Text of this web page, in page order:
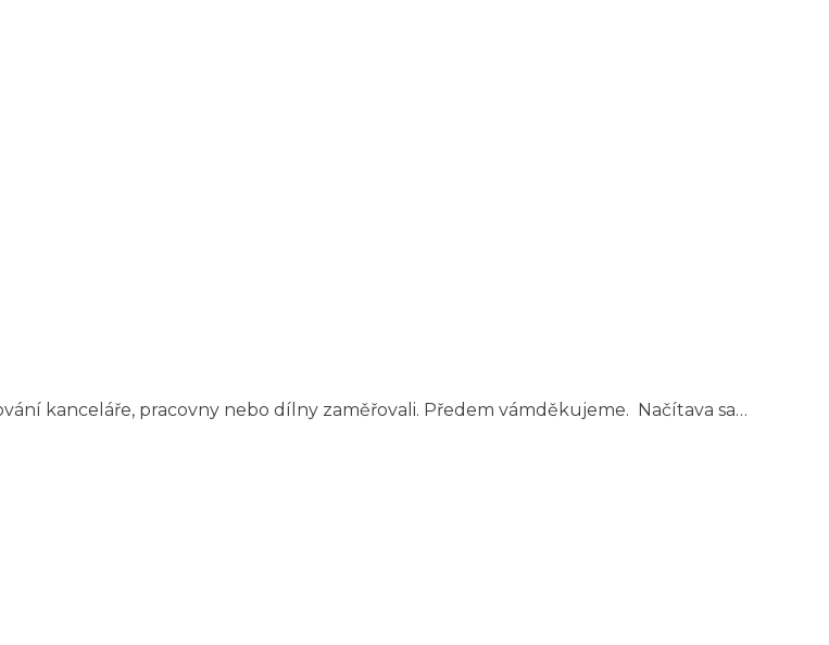
kanceláře, pracovny nebo dílny zaměřovali. Předem vámděkujeme. Načítava sa…